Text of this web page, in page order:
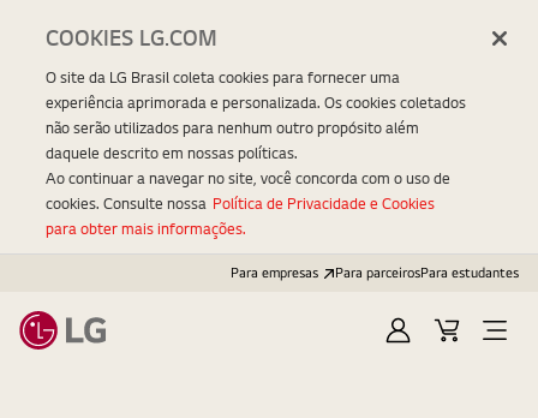
Para empresas Para parceirosPara estudantes
EntrarCarrinhoOpen
COOKIES LG.COM
O site da LG Brasil coleta cookies para fornecer uma
experiência aprimorada e personalizada. Os cookies coletados
não serão utilizados para nenhum outro propósito além
daquele descrito em nossas políticas.
Ao continuar a navegar no site, você concorda com o uso de
cookies. Consulte nossa Política de Privacidade e Cookies
para obter mais informações.